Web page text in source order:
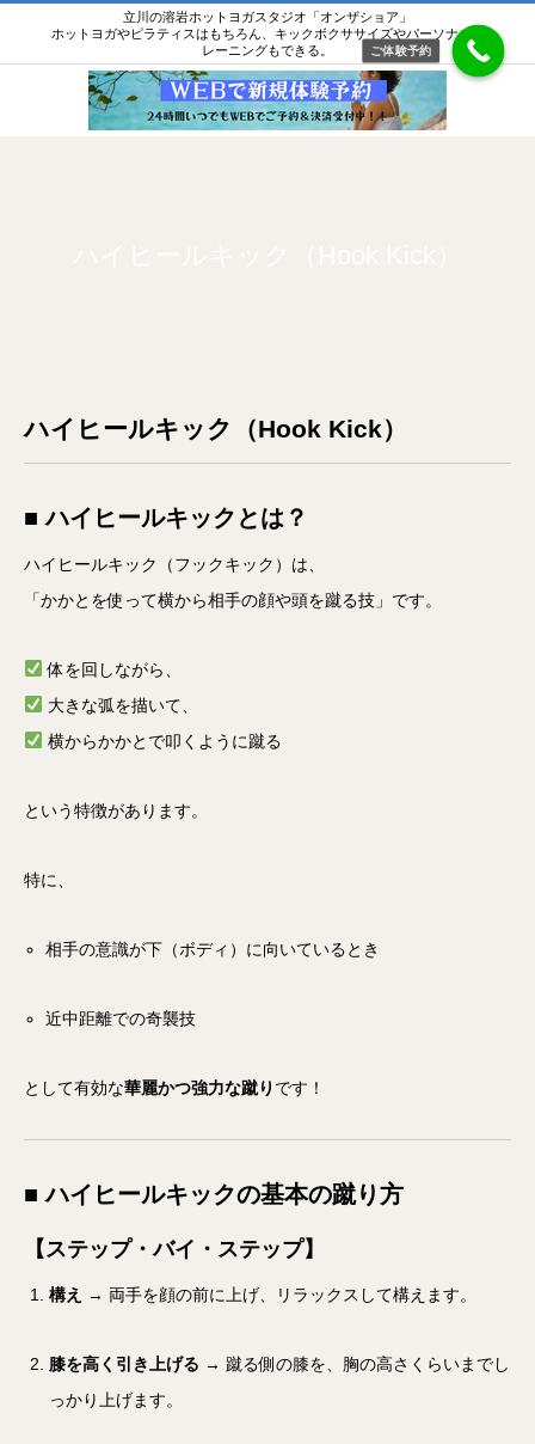
立川の溶岩ホットヨガスタジオ「オンザショア」
ホットヨガやピラティスはもちろん、キックボクササイズやパーソナルト
レーニングもできる。
ハイヒールキック（Hook Kick）
■ ハイヒールキックとは？
ハイヒールキック（フックキック）は、
「かかとを使って横から相手の顔や頭を蹴る技」です。
体を回しながら、
大きな弧を描いて、
横からかかとで叩くように蹴る
という特徴があります。
特に、
相手の意識が下（ボディ）に向いているとき
近中距離での奇襲技
として有効な華麗かつ強力な蹴り です！
■ ハイヒールキックの基本の蹴り方
【ステップ・バイ・ステップ】
構え → 両手を顔の前に上げ、リラックスして構えます。
膝を高く引き上げる → 蹴る側の膝を、胸の高さくらいまでし
っかり上げます。
ご体験予約